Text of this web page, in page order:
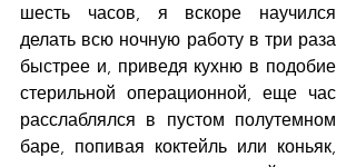
шесть часов, я вскоре научился
делать всю ночную работу в три раза
быстрее и, приведя кухню в подобие
стерильной операционной, еще час
расслаблялся в пустом полутемном
баре, попивая коктейль или коньяк,